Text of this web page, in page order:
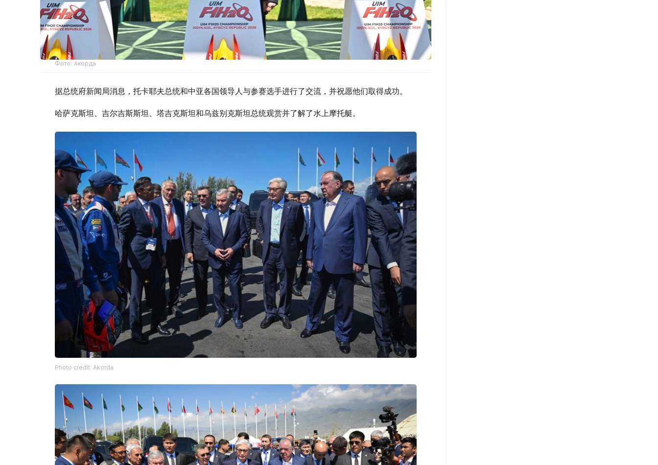
Фото: Акорда
据总统府新闻局消息，托卡耶夫总统和中亚各国领导人与参赛选手进行了交流，并祝愿他们取得成功。
哈萨克斯坦、吉尔吉斯斯坦、塔吉克斯坦和乌兹别克斯坦总统观赏并了解了水上摩托艇。
Photo credit: Akorda